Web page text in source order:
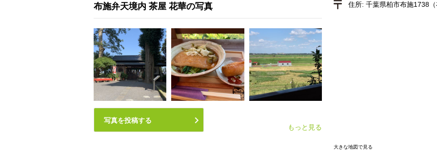
布施弁天境内 茶屋 花華の写真
もっと見る
写真を投稿する
住所: 千葉県柏市布施1738（
大きな地図で見る